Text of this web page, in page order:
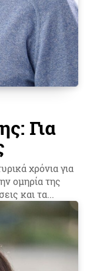
Για
χρόνια για
ομηρία της
και τα...